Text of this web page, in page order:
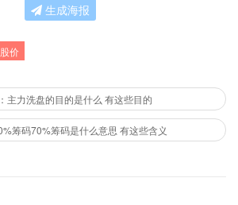
生成海报
股价
主力洗盘的目的是什么 有这些目的
筹码70%筹码是什么意思 有这些含义